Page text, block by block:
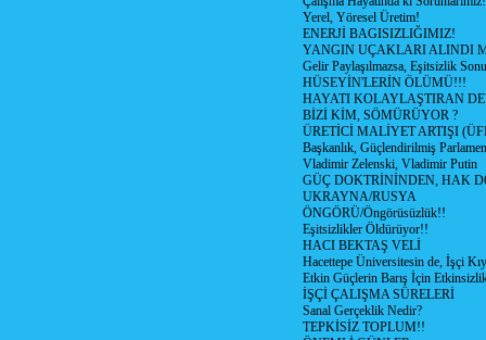
Yerel, Yöresel Üretim!
ENERJİ BAGISIZLIĞIMIZ!
YANGIN UÇAKLARI ALINDI
Gelir Paylaşılmazsa, Eşitsizlik
HÜSEYİN'LERİN ÖLÜMÜ!!!
HAYATI KOLAYLAŞTIRAN
BİZİ KİM, SÖMÜRÜYOR ?
ÜRETİCİ MALİYET ARTIŞI
Başkanlık, Güçlendirilmiş
Vladimir Zelenski, Vladimir Putin
GÜÇ DOKTRİNİNDEN, HAK
UKRAYNA/RUSYA
ÖNGÖRÜ/Öngörüsüzlük!!
Eşitsizlikler Öldürüyor!!
HACI BEKTAŞ VELİ
Hacettepe Üniversitesin de, İşçi
Etkin Güçlerin Barış İçin
İŞÇİ ÇALIŞMA SÜRELERİ
Sanal Gerçeklik Nedir?
TEPKİSİZ TOPLUM!!